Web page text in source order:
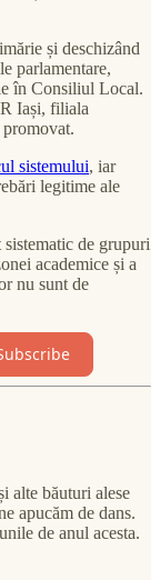
și deschizând
parlamentare,
în Consiliul Local.
Iași, filiala
promovat.
sistemului, iar
legitime ale
de grupuri
academice și a
nu sunt de
alte băuturi alese
apucăm de dans.
de anul acesta.